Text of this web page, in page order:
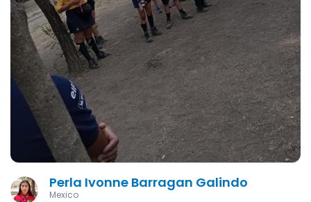
Perla Ivonne Barragan Galindo
Mexico